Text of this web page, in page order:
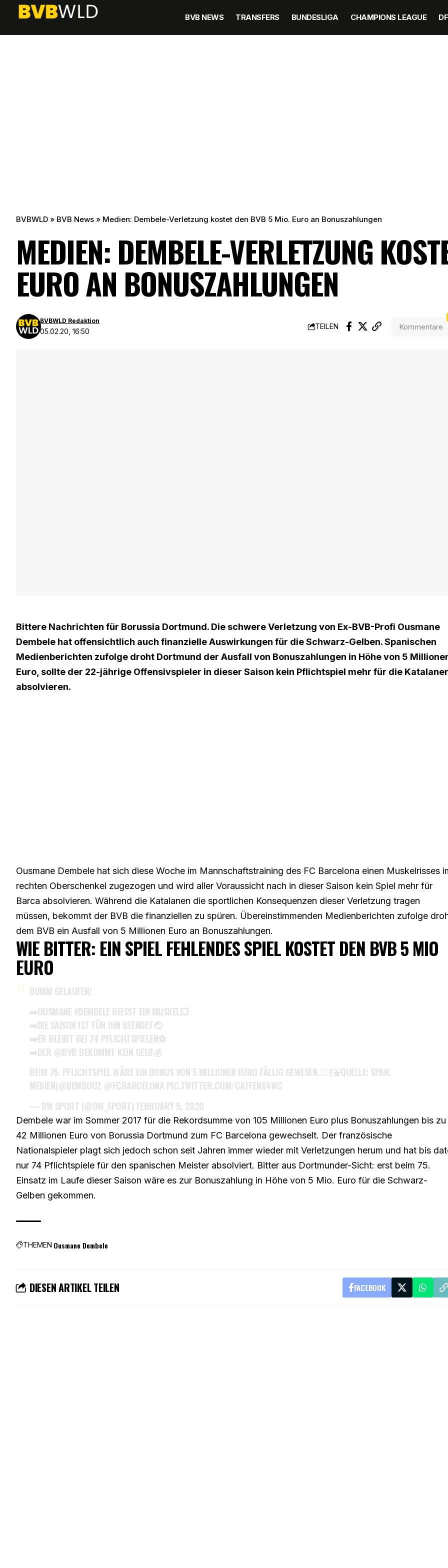
BVB NEWS TRANSFERS BUNDESLIGA CHAMPIONS LEAGUE
BVBWLD » BVB News » Medien: Dembele-Verletzung kostet den BVB 5 Mio. Euro an Bonuszahlungen
MEDIEN: DEMBELE-VERLETZUNG
EURO AN BONUSZAHLUNGEN
05.02.20, 16:50
BVBWLD Redaktion
TEILEN Kommentare
Bittere Nachrichten für Borussia Dortmund. Die schwere Verletzung von Ex-BVB-Profi Ousmane
Dembele hat offensichtlich auch finanzielle Auswirkungen für die Schwarz-Gelben. Spanischen
Medienberichten zufolge droht Dortmund der Ausfall von Bonuszahlungen in Höhe von 5
Euro, sollte der 22-jährige Offensivspieler in dieser Saison kein Pflichtspiel mehr für die
absolvieren.
Ousmane Dembele hat sich diese Woche im Mannschaftstraining des FC Barcelona einen Muskelrisses
rechten Oberschenkel zugezogen und wird aller Voraussicht nach in dieser Saison kein Spiel mehr für
Barca absolvieren. Während die Katalanen die sportlichen Konsequenzen dieser Verletzung tragen
müssen, bekommt der BVB die finanziellen zu spüren. Übereinstimmenden Medienberichten zufolge
dem BVB ein Ausfall von 5 Millionen Euro an Bonuszahlungen.
WIE BITTER: EIN SPIEL FEHLENDES SPIEL KOSTET DEN BVB 5 MIO
EURO
DUMM GELAUFEN!
➡️OUSMANE #DEMBELE REISST EIN MUSKEL💥
➡️DIE SAISON IST FÜR IHN BEENDET🤕
➡️ER BLEIBT BEI 74 PFLICHTSPIELEN⚽️
➡️DER @BVB BEKOMMT KEIN GELD💰
BEIM 75. PFLICHTSPIEL WÄRE EIN BONUS VON 5 MILLIONEN EURO FÄLLIG GEWESEN.🤷‍♂️(⛲️QUELLE: SPAN.
MEDIEN)@DEMBOUZ @FCBARCELONA PIC.TWITTER.COM/CATFENX4WC
— DW SPORT (@DW_SPORT) FEBRUARY 5, 2020
Dembele war im Sommer 2017 für die Rekordsumme von 105 Millionen Euro plus Bonuszahlungen bis zu
42 Millionen Euro von Borussia Dortmund zum FC Barcelona gewechselt. Der französische
Nationalspieler plagt sich jedoch schon seit Jahren immer wieder mit Verletzungen herum und hat bis
nur 74 Pflichtspiele für den spanischen Meister absolviert. Bitter aus Dortmunder-Sicht: erst beim 75.
Einsatz im Laufe dieser Saison wäre es zur Bonuszahlung in Höhe von 5 Mio. Euro für die Schwarz-
Gelben gekommen.
THEMEN Ousmane Dembele
DIESEN ARTIKEL TEILEN FACEBOOK